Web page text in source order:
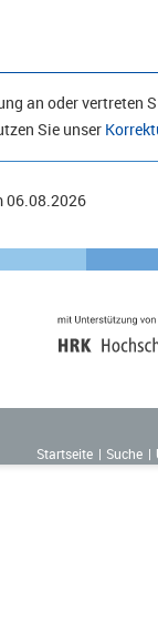
an oder vertreten
Sie unser
06.08.2026
Startseite
Suche